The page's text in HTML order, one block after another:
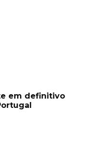
em definitivo